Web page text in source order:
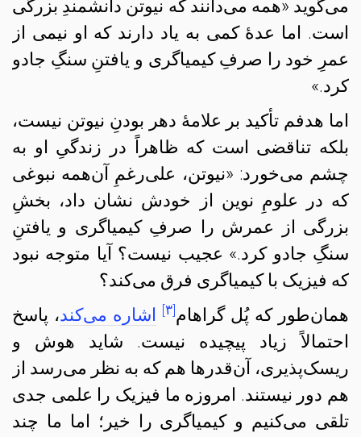
می‌گوید «همه می‌دانند که نیوتن دانشمندِ بزرگی
است. اما عدهٔ کمی به یاد دارند که او نیمی از
عمرِ خود را صرفِ کیمیاگری و یافتنِ سنگِ جادو
کرد.»
اما هدفم تأکید بر علامهٔ دهر بودنِ نیوتن نیست،
بلکه تناقضی است که ظاهراً در زندگیِ او به
چشم می‌خورد: «نیوتن، علی‌رغمِ آن‌همه نبوغی
که در علومِ نوین از خودش نشان داد، بخشِ
بزرگی از عمرش را صرفِ کیمیاگری و یافتنِ
سنگِ جادو کرد.» عجیب نیست؟ آیا متوجه نبود
که فیزیک با کیمیاگری فرق می‌کند؟
همان‌طور که پُل گراهام[۳] اشاره می‌کند، پاسخ
احتمالاً زیاد پیچیده نیست. شاید هوش و
ریسک‌پذیری، آن‌قدرها هم که به نظر می‌رسد از
هم دور نیستند. امروزه ما فیزیک را علمی جدی
تلقی می‌کنیم و کیمیاگری را خیر؛ اما ما چند